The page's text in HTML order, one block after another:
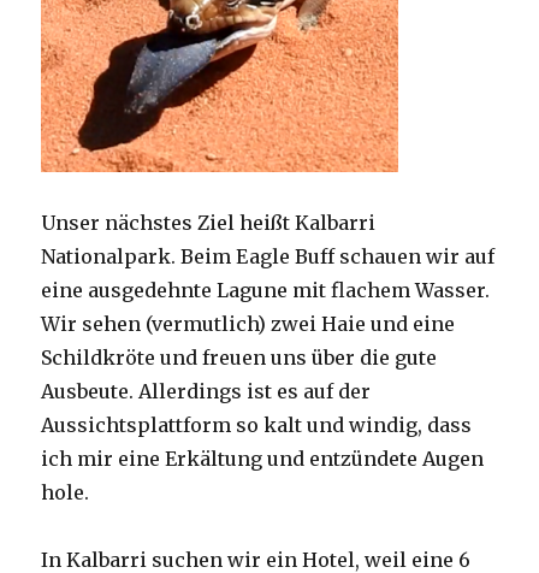
Unser nächstes Ziel heißt Kalbarri
Nationalpark. Beim Eagle Buff schauen wir auf
eine ausgedehnte Lagune mit flachem Wasser.
Wir sehen (vermutlich) zwei Haie und eine
Schildkröte und freuen uns über die gute
Ausbeute. Allerdings ist es auf der
Aussichtsplattform so kalt und windig, dass
ich mir eine Erkältung und entzündete Augen
hole.
In Kalbarri suchen wir ein Hotel, weil eine 6